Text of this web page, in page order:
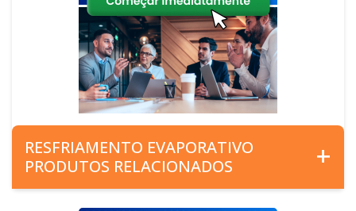
RESFRIAMENTO EVAPORATIVO
PRODUTOS RELACIONADOS